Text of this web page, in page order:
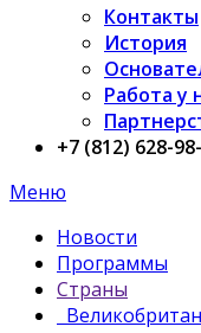
Контакты
История
Работа у
+7 (812) 628-
Меню
Новости
Программы
Страны